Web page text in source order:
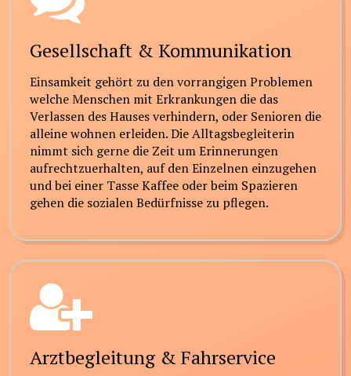
Gesellschaft & Kommunikation
Einsamkeit gehört zu den vorrangigen Problemen
welche Menschen mit Erkrankungen die das
Verlassen des Hauses verhindern, oder Senioren die
alleine wohnen erleiden. Die Alltagsbegleiterin
nimmt sich gerne die Zeit um Erinnerungen
aufrechtzuerhalten, auf den Einzelnen einzugehen
und bei einer Tasse Kaffee oder beim Spazieren
gehen die sozialen Bedürfnisse zu pflegen.
Arztbegleitung & Fahrservice